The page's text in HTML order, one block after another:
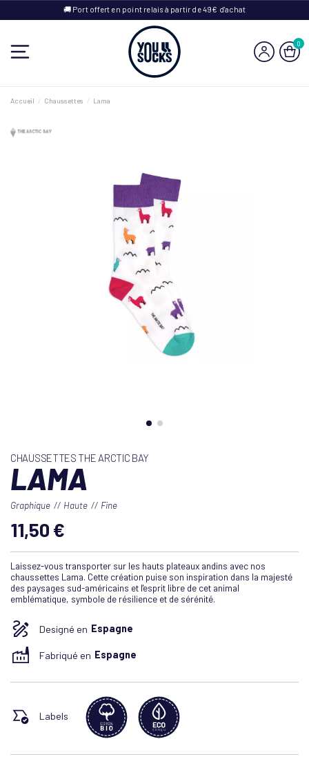
🚚 Port offert en point relais à partir de 49€ d'achat
0
Accueil Chaussettes Lama
CHAUSSETTES THE ARCTIC BAY
LAMA
Graphique Haute Fine
11,50 €
Laissez-vous transporter sur les hauts plateaux andins avec nos
chaussettes Lama. Cette création puise son inspiration dans la majesté
des paysages sud-américains et l'esprit libre de cet animal
emblématique, symbole de résilience et de sérénité.
Designé en Espagne
Fabriqué en Espagne
Labels